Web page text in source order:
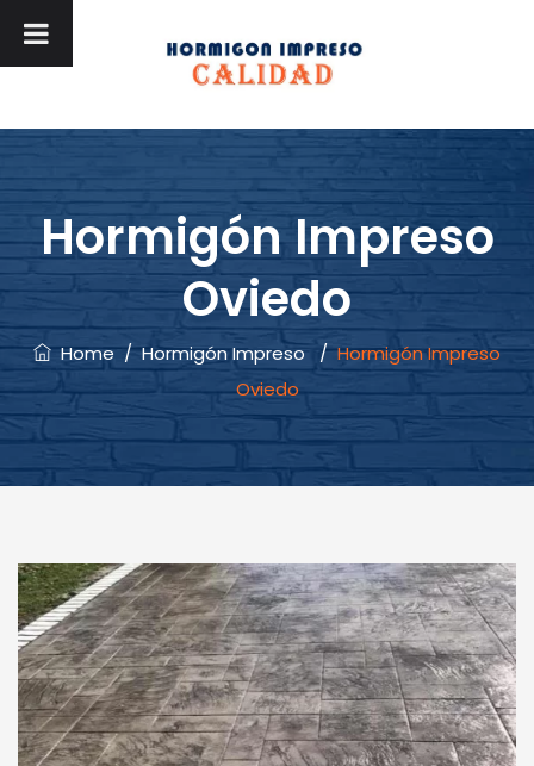
Hormigón Impreso
Oviedo
Home/Hormigón Impreso /Hormigón Impreso
Oviedo